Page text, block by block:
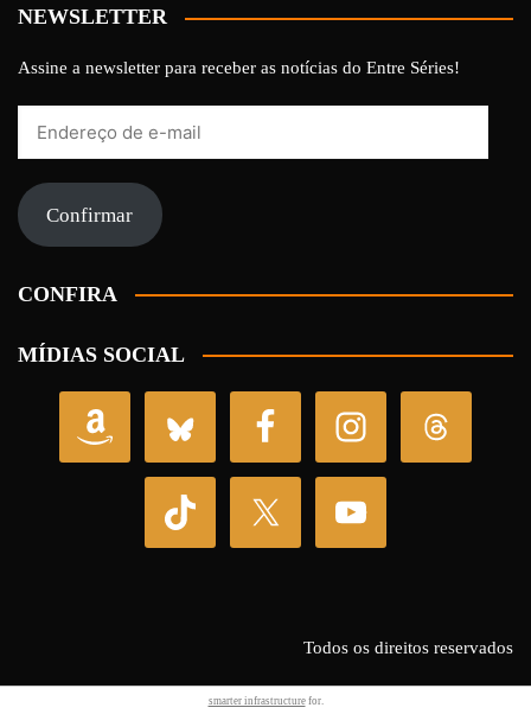
NEWSLETTER
Assine a newsletter para receber as notícias do Entre Séries!
mail Confirmar
CONFIRA
MÍDIAS SOCIAL
Todos os direitos reservados
smarter infrastructurefor.